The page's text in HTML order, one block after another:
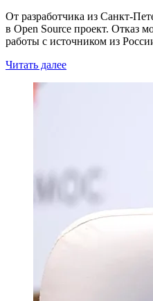
От разработчика из Санкт-
в Open Source проект. Отказ
работы с источником из
Читать далее